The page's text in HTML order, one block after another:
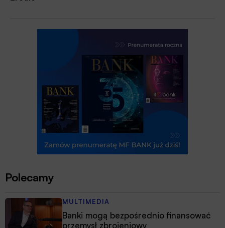
Polecamy
MULTIMEDIA
Banki mogą bezpośrednio finansować
przemysł zbrojeniowy